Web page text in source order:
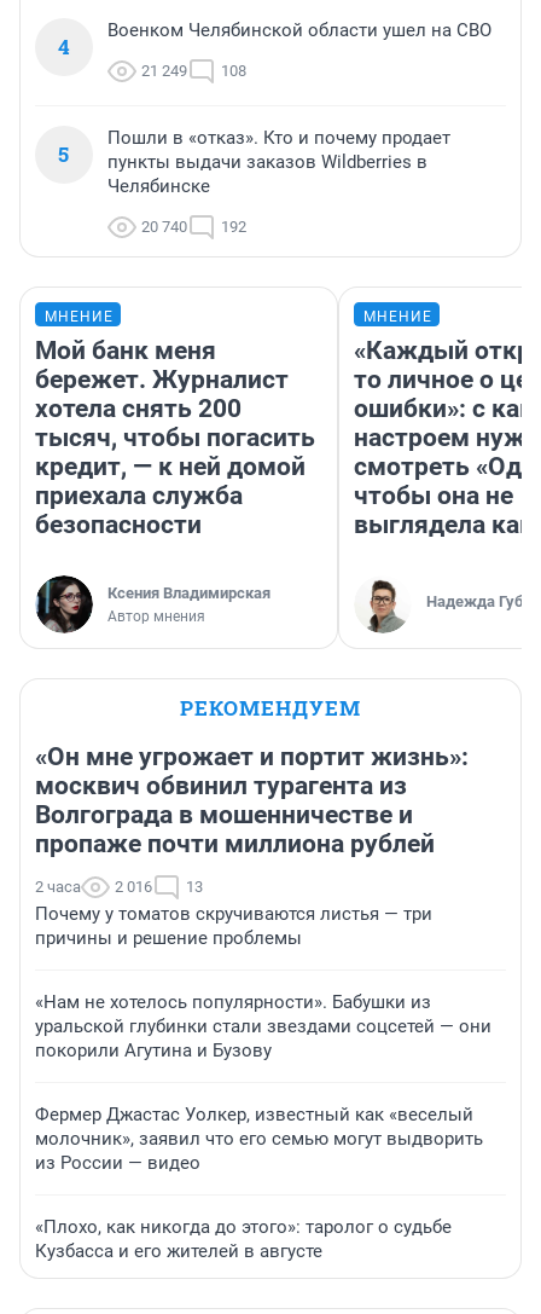
4
Военком Челябинской области ушел на СВО
21 249 108
5
Пошли в «отказ». Кто и почему продает
пункты выдачи заказов Wildberries в
Челябинске
20 740 192
МНЕНИЕ
Мой банк меня
бережет. Журналист
хотела снять 200
тысяч, чтобы погасить
кредит, — к ней домой
приехала служба
безопасности
Ксения Владимирская
Автор мнения
МНЕНИЕ
«Каждый
то личное о
ошибки»: с
настроем
смотреть
чтобы она не
выглядела как
Надежда
РЕКОМЕНДУЕМ
«Он мне угрожает и портит жизнь»:
москвич обвинил турагента из
Волгограда в мошенничестве и
пропаже почти миллиона рублей
2 часа 2 016 13
Почему у томатов скручиваются листья — три
причины и решение проблемы
«Нам не хотелось популярности». Бабушки из
уральской глубинки стали звездами соцсетей — они
покорили Агутина и Бузову
Фермер Джастас Уолкер, известный как «веселый
молочник», заявил что его семью могут выдворить
из России — видео
«Плохо, как никогда до этого»: таролог о судьбе
Кузбасса и его жителей в августе